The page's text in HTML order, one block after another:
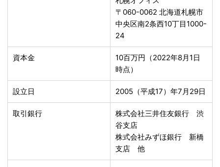
〒060-0062 北海道札幌市
中央区南2条西10丁目1000-
24
資本金
10百万円（2022年8月1日
時点）
設立日 2005（平成17）年7月29日
取引銀行
株式会社三井住友銀行 渋
谷支店
株式会社みずほ銀行 新橋
支店 他